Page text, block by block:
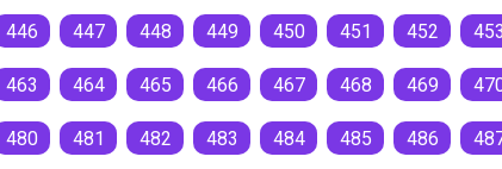
446 447 448 449 450 451 452
463 464 465 466 467 468 469
480 481 482 483 484 485 486